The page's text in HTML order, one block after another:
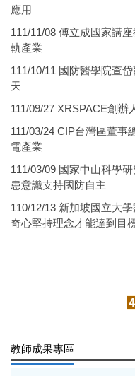
應用
111/11/08 傅立成國家講
軌產業
111/10/11 國防醫學院查
天
111/09/27 XRSPACE創
111/03/24 CIP台灣區董
電產業
111/03/09 國家中山科學
患意識支持國防自主
110/12/13 新加坡國立大
奇心堅持理念才能達到目
教師成果專區